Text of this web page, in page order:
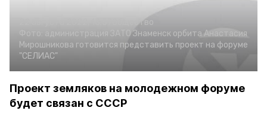
Общество
Фото:
администрация ЗАТО Знаменск орбита Анастасия
Мирошникова готовится представить проект на форуме
"СЕЛИАС"
Проект земляков на молодежном форуме
будет связан с СССР